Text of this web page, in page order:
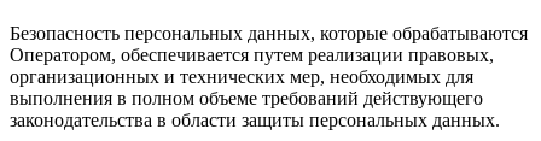
Безопасность персональных данных, которые обрабатываются
Оператором, обеспечивается путем реализации правовых,
организационных и технических мер, необходимых для
выполнения в полном объеме требований действующего
законодательства в области защиты персональных данных.